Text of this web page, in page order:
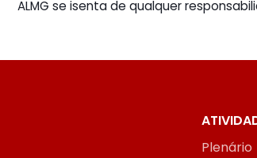
ALMG se isenta de qualquer
Plenário